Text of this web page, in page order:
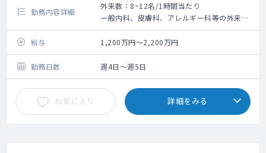
勤務内容詳細
外来数：8~12名/1時間当たり
一般内科、皮膚科、アレルギー科等の外来診
療、オンライン診療等をお願いいたします。
◇外来診療
└ 診療体制：1～3診制 ※所属院による
└ 主な患者層：50代以下のビジネスマンや近
隣住民等（50代以下が患者全体の9割）
保険診療9割以上
内科6割・それ以外3割程度
└ 対象年齢：内科・アレルギー科は10歳以
上、皮膚科は6歳以上
給与 1,200万円～2,200万円
勤務日数 週4日～週5日
お気に入り 詳細をみる